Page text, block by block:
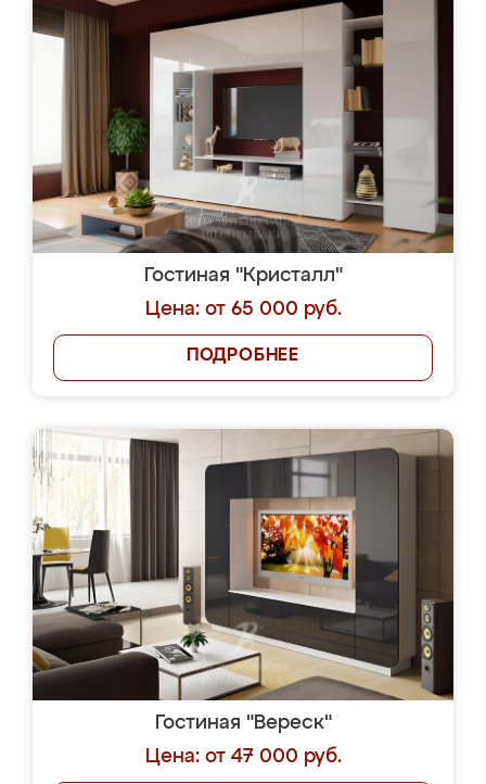
Гостиная "Кристалл"
Цена: от 65 000 руб.
ПОДРОБНЕЕ
Гостиная "Вереск"
Цена: от 47 000 руб.